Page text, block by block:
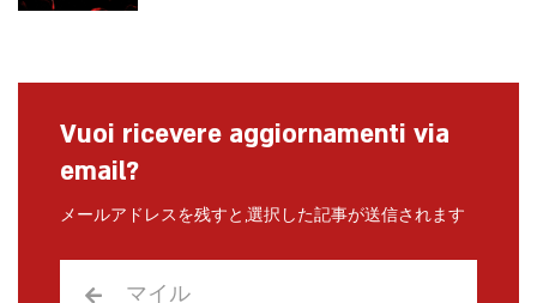
Vuoi ricevere aggiornamenti via
email?
メールアドレスを残すと,選択した記事が送信されます